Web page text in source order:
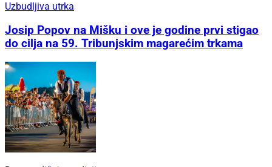
Uzbudljiva utrka
Josip Popov na Mišku i ove je godine prvi stigao
do cilja na 59. Tribunjskim magarećim trkama